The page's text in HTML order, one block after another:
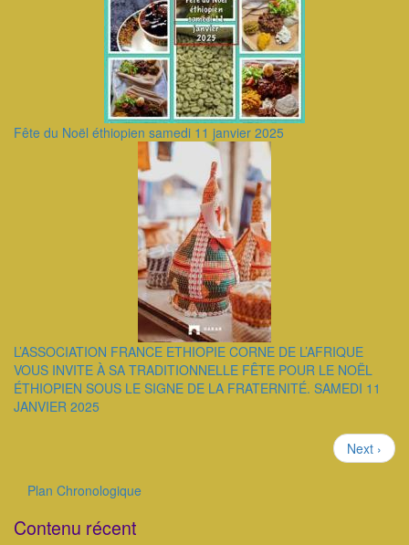
Fête du Noël éthiopien samedi 11 janvier 2025
L’ASSOCIATION FRANCE ETHIOPIE CORNE DE L’AFRIQUE
VOUS INVITE À SA TRADITIONNELLE FÊTE POUR LE NOËL
ÉTHIOPIEN SOUS LE SIGNE DE LA FRATERNITÉ. SAMEDI 11
JANVIER 2025
Page
suivante
Next ›
Plan Chronologique
Contenu récent